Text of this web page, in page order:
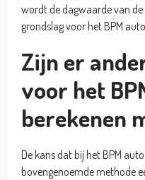
wordt de dagwaarde van
grondslag voor het BPM
Zijn er
voor het
berekenen
De kans dat bij het BPM
bovengenoemde methode